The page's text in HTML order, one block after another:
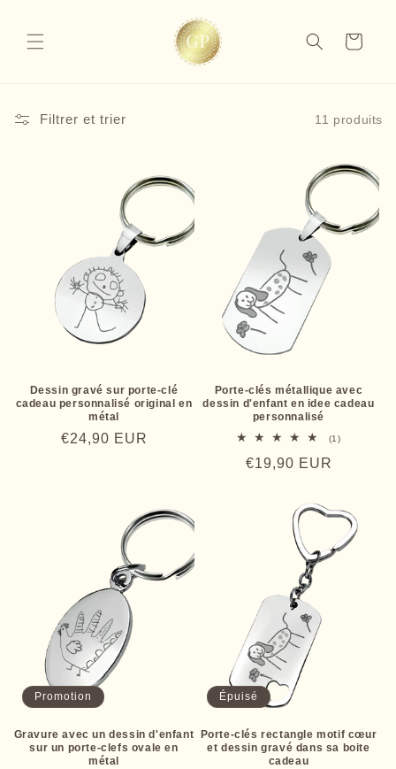
au
contenu
Panier
Filtrer et trier 11 produits
Dessin gravé sur porte-clé
cadeau personnalisé original en
métal
Prix
€24,90 EUR
Porte-clés métallique avec
dessin d'enfant en idee cadeau
personnalisé
(1)1
Prix
€19,90 EUR
Promotion
Gravure avec un dessin d'enfant
sur un porte-clefs ovale en
métal
Épuisé
Porte-clés rectangle motif cœur
et dessin gravé dans sa boite
cadeau